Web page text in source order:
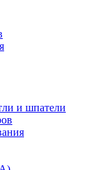
и шпатели